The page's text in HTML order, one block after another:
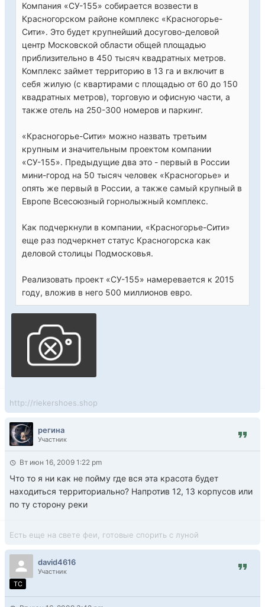
Компания «СУ-155» собирается возвести в
Красногорском районе комплекс «Красногорье-
Сити». Это будет крупнейший досугово-деловой
центр Московской области общей площадью
приблизительно в 450 тысяч квадратных метров.
Комплекс займет территорию в 13 га и включит в
себя жилую (с квартирами с площадью от 60 до 150
квадратных метров), торговую и офисную части, а
также отель на 250-300 номеров и паркинг.
«Красногорье-Сити» можно назвать третьим
крупным и значительным проектом компании
«СУ-155». Предыдущие два это - первый в России
мини-город на 50 тысяч человек «Красногорье» и
опять же первый в России, а также самый крупный в
Европе Всесоюзный горнолыжный комплекс.
Как подчеркнули в компании, «Красногорье-Сити»
еще раз подчеркнет статус Красногорска как
деловой столицы Подмосковья.
Реализовать проект «СУ-155» намеревается к 2015
году, вложив в него 500 миллионов евро.
http://riekershoes.shop
регина
Участник
Вт июн 16, 2009 1:22 pm
Что то я ни как не пойму где вся эта красота будет
находиться территориально? Напротив 12, 13 корпусов или
по ту сторону реки
Есть еще на свете феи, готовые спорить с луной
david4616
Участник
TC